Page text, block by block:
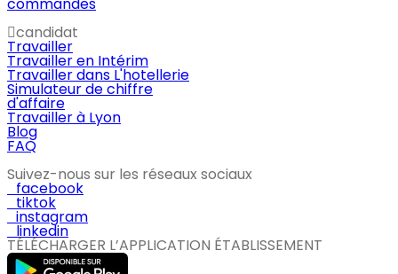
candidat
Travailler
Travailler en Intérim
Travailler dans L'hotellerie
Simulateur de chiffre
d'affaire
Travailler à Lyon
Blog
FAQ
Suivez-nous sur les réseaux sociaux
facebook
tiktok
instagram
linkedin
TÉLÉCHARGER L’APPLICATION ÉTABLISSEMENT